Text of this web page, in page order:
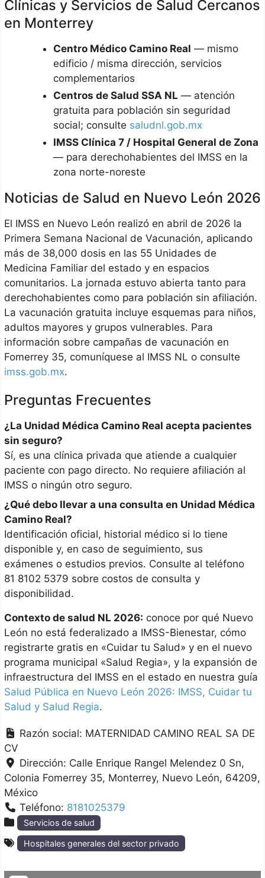
Clínicas y Servicios de Salud Cercanos
en Monterrey
Centro Médico Camino Real — mismo
edificio / misma dirección, servicios
complementarios
Centros de Salud SSA NL — atención
gratuita para población sin seguridad
social; consulte saludnl.gob.mx
IMSS Clínica 7 / Hospital General de Zona
— para derechohabientes del IMSS en la
zona norte-noreste
Noticias de Salud en Nuevo León 2026
El IMSS en Nuevo León realizó en abril de 2026 la
Primera Semana Nacional de Vacunación, aplicando
más de 38,000 dosis en las 55 Unidades de
Medicina Familiar del estado y en espacios
comunitarios. La jornada estuvo abierta tanto para
derechohabientes como para población sin afiliación.
La vacunación gratuita incluye esquemas para niños,
adultos mayores y grupos vulnerables. Para
información sobre campañas de vacunación en
Fomerrey 35, comuníquese al IMSS NL o consulte
imss.gob.mx.
Preguntas Frecuentes
¿La Unidad Médica Camino Real acepta pacientes
sin seguro?
Sí, es una clínica privada que atiende a cualquier
paciente con pago directo. No requiere afiliación al
IMSS o ningún otro seguro.
¿Qué debo llevar a una consulta en Unidad Médica
Camino Real?
Identificación oficial, historial médico si lo tiene
disponible y, en caso de seguimiento, sus
exámenes o estudios previos. Consulte al teléfono
81 8102 5379 sobre costos de consulta y
disponibilidad.
Contexto de salud NL 2026: conoce por qué Nuevo
León no está federalizado a IMSS-Bienestar, cómo
registrarte gratis en «Cuidar tu Salud» y en el nuevo
programa municipal «Salud Regia», y la expansión de
infraestructura del IMSS en el estado en nuestra guía
Salud Pública en Nuevo León 2026: IMSS, Cuidar tu
Salud y Salud Regia.
Razón social: MATERNIDAD CAMINO REAL SA DE
CV
Dirección: Calle Enrique Rangel Melendez 0 Sn,
Colonia Fomerrey 35 Monterrey Nuevo León 64209
México
Teléfono: 8181025379
Servicios de salud
Hospitales generales del sector privado